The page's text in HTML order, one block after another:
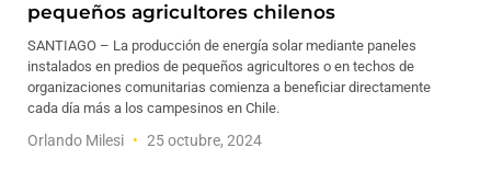
pequeños agricultores chilenos
SANTIAGO – La producción de energía solar mediante paneles
instalados en predios de pequeños agricultores o en techos de
organizaciones comunitarias comienza a beneficiar directamente
cada día más a los campesinos en Chile.
Orlando Milesi 25 octubre, 2024